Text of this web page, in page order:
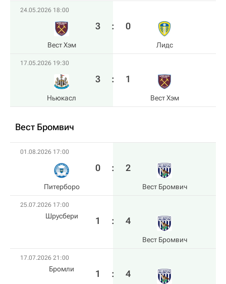
24.05.2026 18:00
Вест Хэм
3 : 0
Лидс
17.05.2026 19:30
Ньюкасл
3 : 1
Вест Хэм
Вест Бромвич
01.08.2026 17:00
Питерборо
0 : 2
Вест Бромвич
25.07.2026 17:00
Шрусбери 1 : 4
Вест Бромвич
17.07.2026 21:00
Бромли 1 : 4